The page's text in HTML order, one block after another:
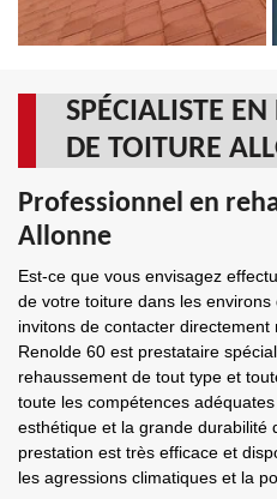
SPÉCIALISTE
DE TOITURE
Professionnel en
Allonne
Est-ce que vous envisagez
de votre toiture dans les
invitons de contacter directement
Renolde 60 est prestataire
rehaussement de tout type et
toute les compétences
esthétique et la grande durabilité
prestation est très efficace et
les agressions climatiques et la